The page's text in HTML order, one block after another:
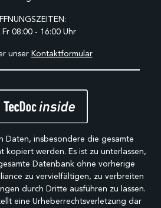
08:00 - 16:00 Uhr
unser Kontaktformular
Daten, insbesondere die gesamte
kopiert werden. Es ist zu unterlassen,
Datenbank ohne vorherige
zu vervielfältigen, zu verbreiten
durch Dritte ausführen zu lassen.
eine Urheberrechtsverletzung dar